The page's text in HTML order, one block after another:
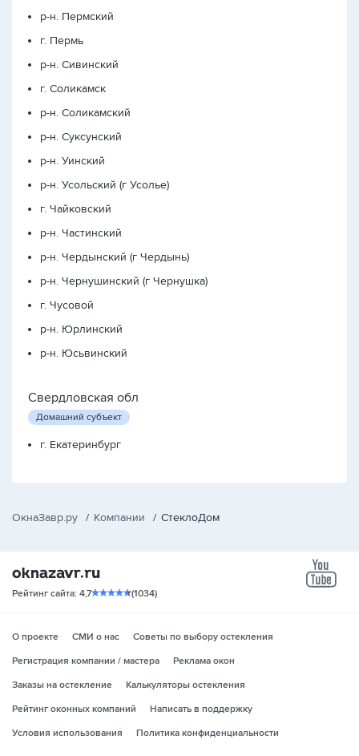
р-н. Пермский
г. Пермь
р-н. Сивинский
г. Соликамск
р-н. Соликамский
р-н. Суксунский
р-н. Уинский
р-н. Усольский (г Усолье)
г. Чайковский
р-н. Частинский
р-н. Чердынский (г Чердынь)
р-н. Чернушинский (г Чернушка)
г. Чусовой
р-н. Юрлинский
р-н. Юсьвинский
Свердловская обл
Домашний субъект
г. Екатеринбург
ОкнаЗавр.ру / Компании / СтеклоДом
Рейтинг сайта: 4,7 (1034)
О проекте СМИ о нас
Советы по выбору остекления
Регистрация компании / мастера
Реклама окон
Заказы на остекление
Калькуляторы остекления
Рейтинг оконных компаний
Написать в поддержку
Условия использования
Политика конфиденциальности